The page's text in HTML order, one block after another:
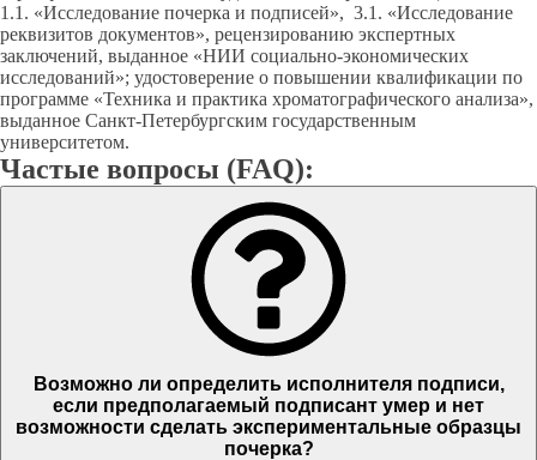
1.1. «Исследование почерка и подписей», 3.1. «Исследование
реквизитов документов», рецензированию экспертных
заключений, выданное «НИИ социально-экономических
исследований»; удостоверение о повышении квалификации по
программе «Техника и практика хроматографического анализа»,
выданное Санкт-Петербургским государственным
университетом.
Частые вопросы (FAQ):
Возможно ли определить исполнителя подписи,
если предполагаемый подписант умер и нет
возможности сделать экспериментальные образцы
почерка?